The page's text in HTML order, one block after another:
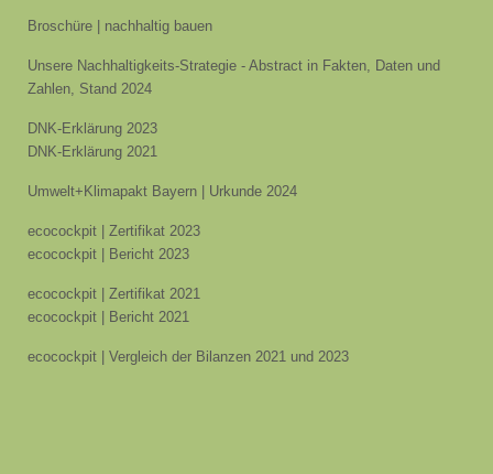
Broschüre | nachhaltig bauen
Unsere Nachhaltigkeits-Strategie - Abstract in Fakten, Daten und
Zahlen, Stand 2024
DNK-Erklärung 2023
DNK-Erklärung 2021
Umwelt+Klimapakt Bayern | Urkunde 2024
ecocockpit | Zertifikat 2023
ecocockpit | Bericht 2023
ecocockpit | Zertifikat 2021
ecocockpit | Bericht 2021
ecocockpit | Vergleich der Bilanzen 2021 und 2023